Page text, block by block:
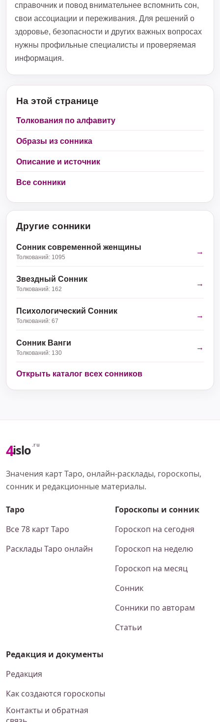
справочник и повод внимательнее вспомнить сон,
свои ассоциации и переживания. Для решений о
здоровье, безопасности и других важных вопросах
нужны профильные специалисты и проверяемая
информация.
На этой странице
Толкования по алфавиту
Образы из сонника
Описание и источник
Все сонники
Другие сонники
Сонник современной женщины
Толкований: 1095
→
Звездный Сонник
Толкований: 162
→
Психологический Сонник
Толкований: 67
→
Сонник Ванги
Толкований: 130
→
Открыть каталог всех сонников
4islo.ru
Значения карт Таро, онлайн-расклады, гороскопы,
сонник и редакционные материалы.
Таро
Все 78 карт Таро
Расклады Таро онлайн
Гороскопы и сонник
Гороскоп на сегодня
Гороскоп на неделю
Гороскоп на месяц
Сонник
Сонники по авторам
Статьи
Редакция и документы
Редакция
Как создаются гороскопы
Контакты и обратная